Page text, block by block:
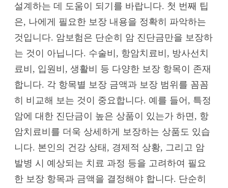
설계하는 데 도움이 되기를 바랍니다. 첫 번째 팁
은, 나에게 필요한 보장 내용을 정확히 파악하는
것입니다. 암보험은 단순히 암 진단금만을 보장하
는 것이 아닙니다. 수술비, 항암치료비, 방사선치
료비, 입원비, 생활비 등 다양한 보장 항목이 존재
합니다. 각 항목별 보장 금액과 보장 범위를 꼼꼼
히 비교해 보는 것이 중요합니다. 예를 들어, 특정
암에 대한 진단금이 높은 상품이 있는가 하면, 항
암치료비를 더욱 상세하게 보장하는 상품도 있습
니다. 본인의 건강 상태, 경제적 상황, 그리고 암
발병 시 예상되는 치료 과정 등을 고려하여 필요
한 보장 항목과 금액을 결정해야 합니다. 단순히